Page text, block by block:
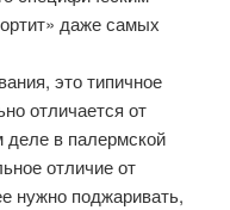
даже самых
это типичное
отличается от
в палермской
отличие от
нужно поджаривать,